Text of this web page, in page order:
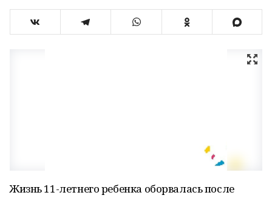
Жизнь 11-летнего ребенка оборвалась после